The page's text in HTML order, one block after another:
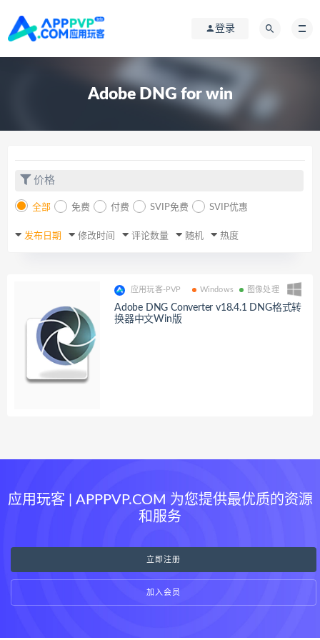
登录
Adobe DNG for win
价格
全部 免费 付费 SVIP免费 SVIP优惠
发布日期 修改时间 评论数量 随机 热度
应用玩客-PVP Windows 图像处理
Adobe DNG Converter v18.4.1 DNG格式转
换器中文Win版
应用玩客 | APPPVP.COM 为您提供最优质的资源
和服务
立即注册
加入会员